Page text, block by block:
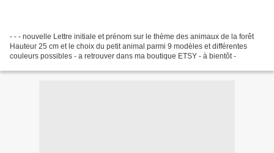
- - - nouvelle Lettre initiale et prénom sur le thème des animaux de la forêt
Hauteur 25 cm et le choix du petit animal parmi 9 modèles et différentes
couleurs possibles - a retrouver dans ma boutique ETSY - à bientôt -